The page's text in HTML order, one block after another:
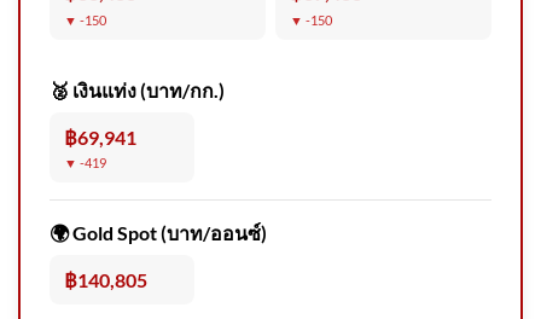
จิ๋วไทรโยค” พบอวัยวะภายในผิด
งานศิลปะเยาวชน
▼ -150 ▼ -150
🥈 เงินแท่ง (บาท/กก.)
฿69,941
▼ -419
🌍 Gold Spot (บาท/ออนซ์)
฿140,805